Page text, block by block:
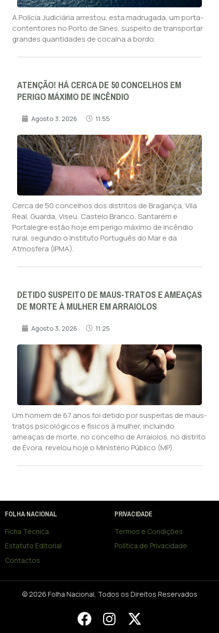
A Polícia Judiciária arrestou, esta madrugada, um porta-
contentores no Porto de Sines, suspeito de transportar
grandes quantidades de cocaína a bordo.
ATENÇÃO! HÁ CERCA DE 50 CONCELHOS EM
PERIGO MÁXIMO DE INCÊNDIO
Agosto 3, 2026 11:55
Cerca de 50 concelhos dos distritos de Bragança, Vila
Real, Guarda, Viseu, Castelo Branco, Santarém e
Portalegre estão hoje em perigo máximo de incêndio
rural, segundo o Instituto Português do Mar e da
Atmosfera (IPMA).
DETIDO SUSPEITO DE MAUS-TRATOS E AMEAÇAS
DE MORTE À MULHER EM ARRAIOLOS
Agosto 3, 2026 11:25
Um homem de 67 anos foi detido por suspeitas de maus-
tratos psicológicos e físicos à mulher, incluindo
ameaças de morte, no concelho de Arraiolos, no distrito
de Évora, revelou hoje o Ministério Público (MP).
FOLHA NACIONAL
Ficha Técnica
Estatuto Editorial
Contactos
PRIVACIDADE
Termos e Condições
Política de Privacidade
© 2026 Folha Nacional, Todos os Direitos Reservados